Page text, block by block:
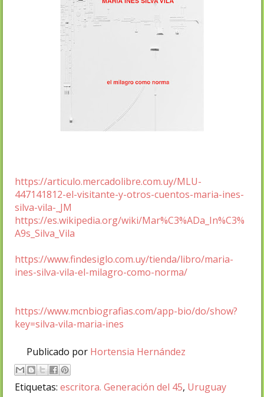
https://articulo.mercadolibre.com.uy/MLU-
447141812-el-visitante-y-otros-cuentos-maria-ines-
silva-vila-_JM
https://es.wikipedia.org/wiki/Mar%C3%ADa_In%C3%
A9s_Silva_Vila
https://www.findesiglo.com.uy/tienda/libro/maria-
ines-silva-vila-el-milagro-como-norma/
https://www.mcnbiografias.com/app-bio/do/show?
key=silva-vila-maria-ines
Publicado por Hortensia Hernández
Etiquetas: escritora. Generación del 45, Uruguay